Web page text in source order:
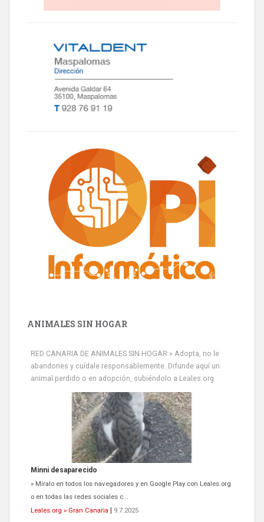
ANIMALES SIN HOGAR
RED CANARIA DE ANIMALES SIN HOGAR » Adopta, no le
abandones y cuídale responsablemente. Difunde aquí un
animal perdido o en adopción, subiéndolo a Leales.org
Minni desaparecido
» Míralo en todos los navegadores y en Google Play con Leales.org
o en todas las redes sociales c...
Leales.org » Gran Canaria
9.7.2025